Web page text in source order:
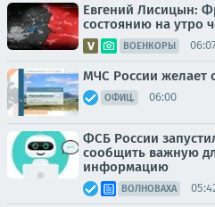
Евгений Лисицын:
состоянию на утро
ВОЕНКОРЫ
МЧС России желает
ОФИЦ. 06:00
ФСБ России
сообщить важную
информацию
ВОЛНОВАХА